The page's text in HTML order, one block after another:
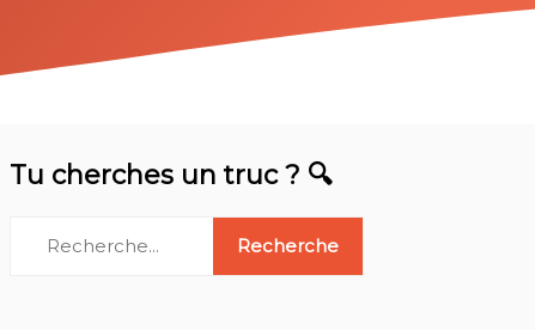
Tu cherches un truc ? 🔍